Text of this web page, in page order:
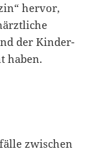
hervor,
der Kinder-
haben.
zwischen